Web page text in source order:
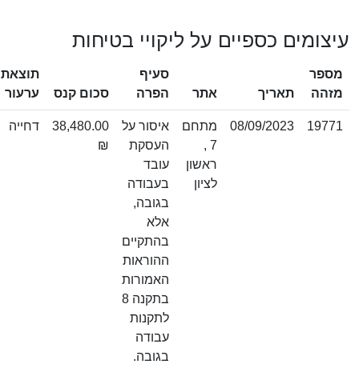
עיצומים כספיים על ליקויי בטיחות
מספר
מזהה
תאריך אתר
סעיף
הפרה
סכום קנס
תוצאת
ערעור
19771
08/09/2023
מתחם
7 ,
ראשון
לציון
איסור על
העסקת
עובד
בעבודה
בגובה,
אלא
בהתקיים
ההוראות
האמורות
בתקנה 8
לתקנות
עבודה
בגובה.
38,480.00
₪
דחייה